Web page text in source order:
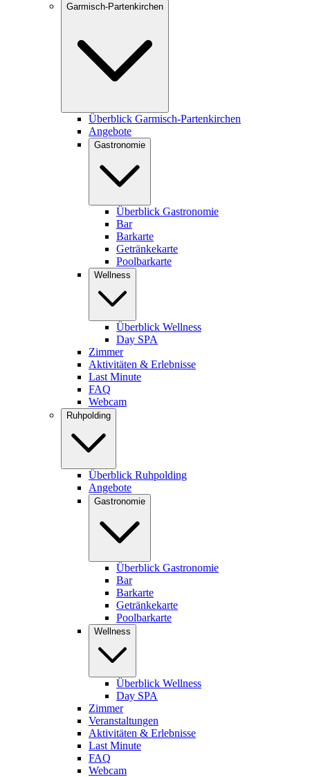
Garmisch-Partenkirchen
Überblick Garmisch-Partenkirchen
Angebote
Gastronomie
Überblick Gastronomie
Bar
Barkarte
Getränkekarte
Poolbarkarte
Wellness
Überblick Wellness
Day SPA
Zimmer
Aktivitäten & Erlebnisse
Last Minute
FAQ
Webcam
Ruhpolding
Überblick Ruhpolding
Angebote
Gastronomie
Überblick Gastronomie
Bar
Barkarte
Getränkekarte
Poolbarkarte
Wellness
Überblick Wellness
Day SPA
Zimmer
Veranstaltungen
Aktivitäten & Erlebnisse
Last Minute
FAQ
Webcam